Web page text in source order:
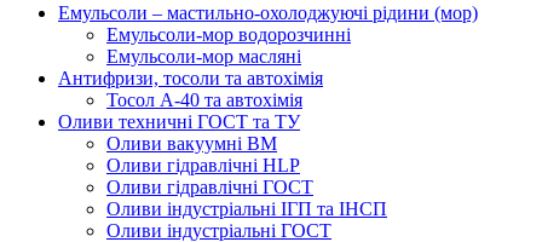
Емульсоли – мастильно-охолоджуючі рідини (мор)
Емульсоли-мор водорозчинні
Емульсоли-мор масляні
Антифризи, тосоли та автохімія
Тосол А-40 та автохімія
Оливи техничні ГОСТ та ТУ
Оливи вакуумні ВМ
Оливи гідравлічні HLP
Оливи гідравлічні ГОСТ
Оливи індустріальні ІГП та ІНСП
Оливи індустріальні ГОСТ